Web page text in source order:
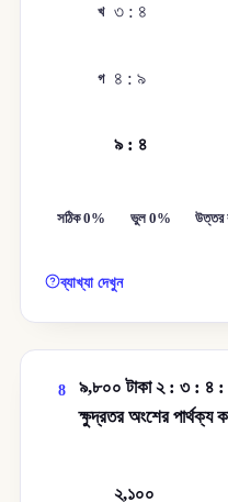
খ ৩ : ৪
গ ৪ : ৯
৯ : ৪
সঠিক 0% ভুল 0% উত্তর
ব্যাখ্যা দেখুন
8
৯,৮০০ টাকা ২ : ৩ : ৪ :
ক্ষুদ্রতর অংশের পার্থক্য
২,১০০